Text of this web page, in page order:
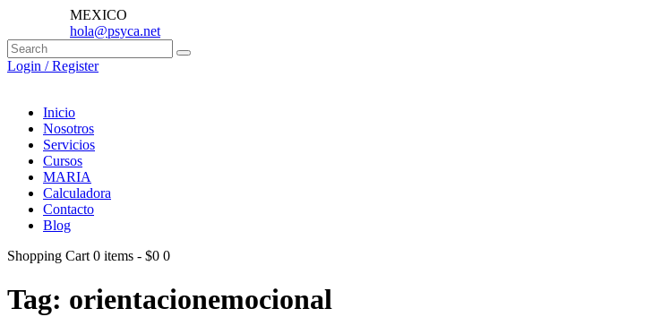
MEXICO
hola@psyca.net
Login / Register
Inicio
Nosotros
Servicios
Cursos
MARIA
Calculadora
Contacto
Blog
Shopping Cart 0 items - $0 0
Tag: orientacionemocional